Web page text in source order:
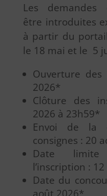
Les demandes
être introduites
à partir du portail
le 18 mai et le 5
Ouverture
2026*
Clôture des
2026 à 23h59*
Envoi de la
consignes : 20
Date limite
l’inscription :
Date du
août 2026*